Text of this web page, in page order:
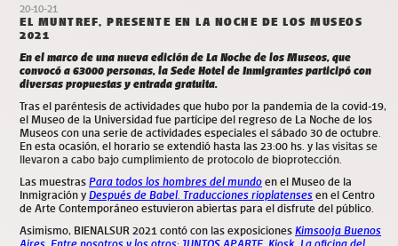
20-10-21
EL MUNTREF, PRESENTE EN LA NOCHE DE LOS MUSEOS
2021
En el marco de una nueva edición de La Noche de los Museos, que
convocó a 63000 personas, la Sede Hotel de Inmigrantes participó con
diversas propuestas y entrada gratuita.
Tras el paréntesis de actividades que hubo por la pandemia de la covid-19,
el Museo de la Universidad fue partícipe del regreso de La Noche de los
Museos con una serie de actividades especiales el sábado 30 de octubre.
En esta ocasión, el horario se extendió hasta las 23:00 hs. y las visitas se
llevaron a cabo bajo cumplimiento de protocolo de bioprotección.
Las muestras Para todos los hombres del mundo en el Museo de la
Inmigración y Después de Babel. Traducciones rioplatenses en el Centro
de Arte Contemporáneo estuvieron abiertas para el disfrute del público.
Asimismo, BIENALSUR 2021 contó con las exposiciones Kimsooja Buenos